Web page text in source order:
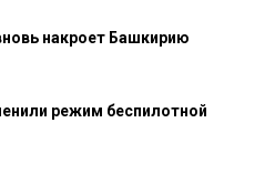
накроет Башкирию
режим беспилотной